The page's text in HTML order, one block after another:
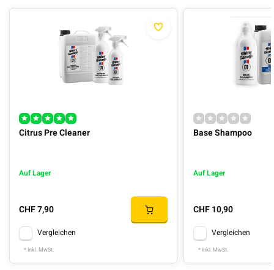
Citrus Pre Cleaner
Auf Lager
CHF 7,90
Vergleichen
* Inkl. MwSt.
Base Shampoo
Auf Lager
CHF 10,90
Vergleichen
* Inkl. MwSt.